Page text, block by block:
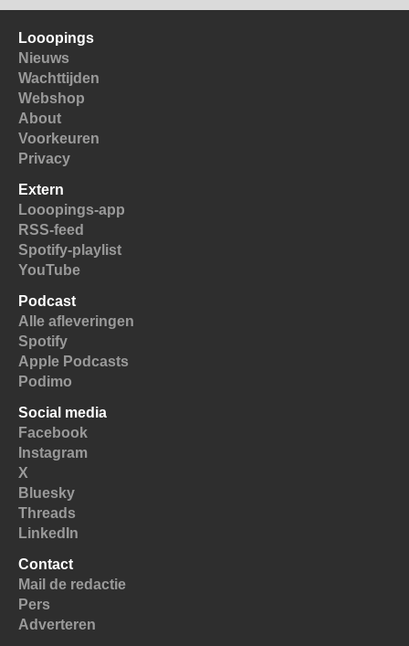
Looopings
Nieuws
Wachttijden
Webshop
About
Voorkeuren
Privacy
Extern
Looopings-app
RSS-feed
Spotify-playlist
YouTube
Podcast
Alle afleveringen
Spotify
Apple Podcasts
Podimo
Social media
Facebook
Instagram
X
Bluesky
Threads
LinkedIn
Contact
Mail de redactie
Pers
Adverteren